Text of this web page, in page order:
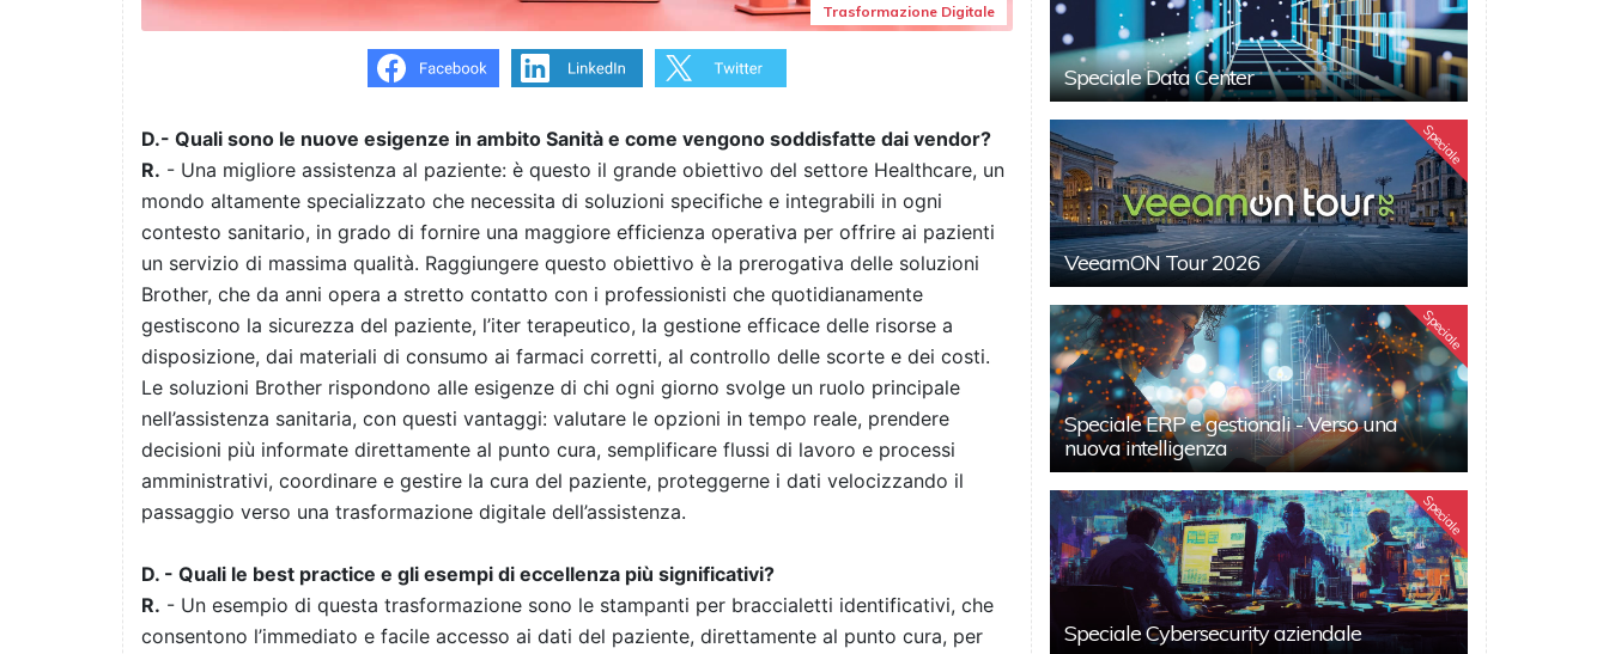
Trasformazione Digitale
D.- Quali sono le nuove esigenze in ambito Sanità e come vengono soddisfatte dai vendor?
R. - Una migliore assistenza al paziente: è questo il grande obiettivo del settore Healthcare, un
mondo altamente specializzato che necessita di soluzioni specifiche e integrabili in ogni
contesto sanitario, in grado di fornire una maggiore efficienza operativa per offrire ai pazienti
un servizio di massima qualità. Raggiungere questo obiettivo è la prerogativa delle soluzioni
Brother, che da anni opera a stretto contatto con i professionisti che quotidianamente
gestiscono la sicurezza del paziente, l’iter terapeutico, la gestione efficace delle risorse a
disposizione, dai materiali di consumo ai farmaci corretti, al controllo delle scorte e dei costi.
Le soluzioni Brother rispondono alle esigenze di chi ogni giorno svolge un ruolo principale
nell’assistenza sanitaria, con questi vantaggi: valutare le opzioni in tempo reale, prendere
decisioni più informate direttamente al punto cura, semplificare flussi di lavoro e processi
amministrativi, coordinare e gestire la cura del paziente, proteggerne i dati velocizzando il
passaggio verso una trasformazione digitale dell’assistenza.
D. - Quali le best practice e gli esempi di eccellenza più significativi?
R. - Un esempio di questa trasformazione sono le stampanti per braccialetti identificativi, che
consentono l’immediato e facile accesso ai dati del paziente, direttamente al punto cura, per
Speciale Data Center
Speciale
VeeamON Tour 2026
Speciale
Speciale ERP e gestionali - Verso una
nuova intelligenza
Speciale
Speciale Cybersecurity aziendale